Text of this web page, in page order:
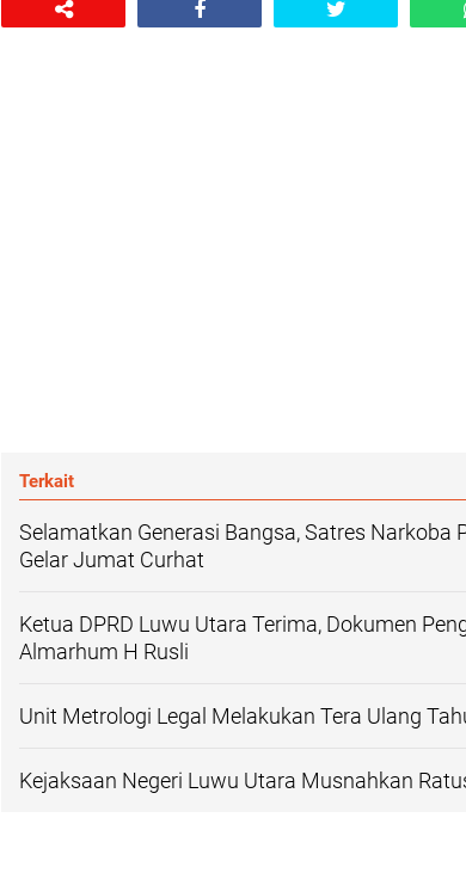
Terkait
Selamatkan Generasi Bangsa, Satres Narkoba
Gelar Jumat Curhat
Ketua DPRD Luwu Utara Terima, Dokumen
Almarhum H Rusli
Unit Metrologi Legal Melakukan Tera Ulang
Kejaksaan Negeri Luwu Utara Musnahkan